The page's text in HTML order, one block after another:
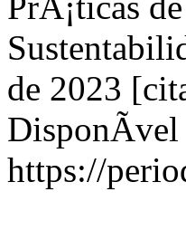
de 2023
DisponÃ­vel
https://